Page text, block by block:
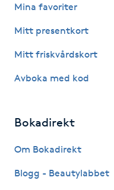
Keratinbehandling
Kinesisk medicin
Kiropraktik
Mina favoriter
Mitt presentkort
Mitt friskvårdskort
Avboka med kod
Bokadirekt
Om Bokadirekt
Blogg - Beautylabbet